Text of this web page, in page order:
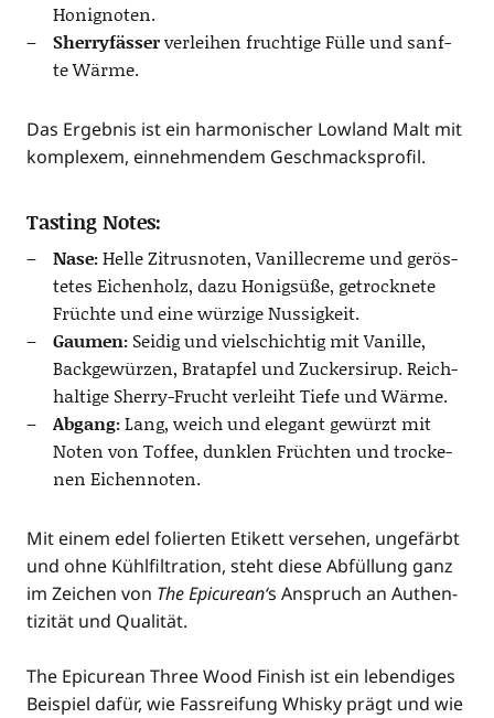
Honignoten.
Sher­ry­fäs­server­lei­hen fruch­ti­ge Fül­le und sanf­
te Wärme.
Das Ergeb­nis ist ein har­mo­ni­scher Low­land Malt mit
kom­ple­xem, ein­neh­men­dem Geschmacksprofil.
Tasting Notes:
Nase:Hel­le Zitrus­no­ten, Vanille­creme und gerös­
te­tes Eichen­holz, dazu Honig­sü­ße, getrock­ne­te
Früch­te und eine wür­zi­ge Nussigkeit.
Gau­men:Sei­dig und viel­schich­tig mit Vanil­le,
Back­ge­wür­zen, Brat­ap­fel und Zucker­si­rup. Reich­
hal­ti­ge Sher­ry-Frucht ver­leiht Tie­fe und Wärme.
Abgang:Lang, weich und ele­gant gewürzt mit
Noten von Tof­fee, dunk­len Früch­ten und tro­cke­
nen Eichennoten.
Mit einem edel folier­ten Eti­kett ver­se­hen, unge­färbt
und ohne Kühl­fil­tra­ti­on, steht die­se Abfül­lung ganz
im Zei­chen von The Epi­cu­re­an‘s Anspruch an Authen­
ti­zi­tät und Qua­li­tät.
The Epi­cu­re­an Three Wood Finish ist ein leben­di­ges
Bei­spiel dafür, wie Fass­rei­fung Whis­ky prägt und wie